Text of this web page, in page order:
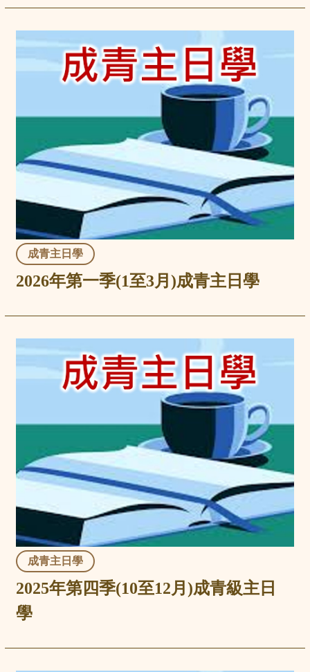
成青主日學
2026年第一季(1至3月)成青主日學
成青主日學
2025年第四季(10至12月)成青級主日
學